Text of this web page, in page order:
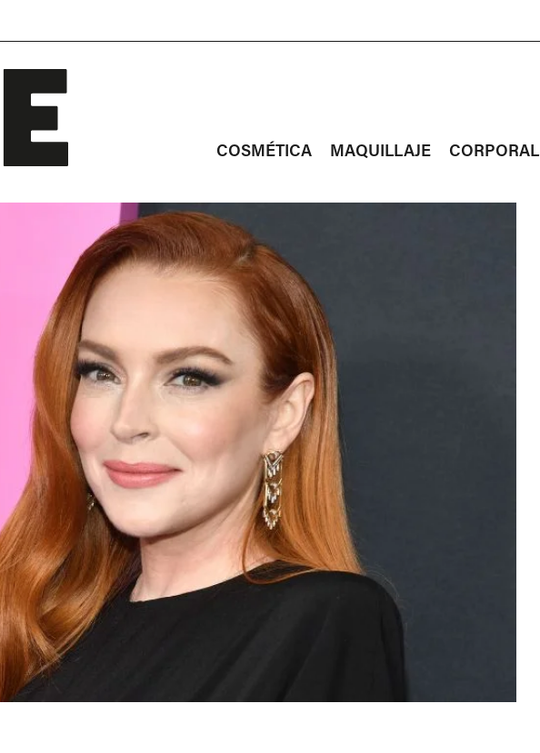
COSMÉTICA MAQUILLAJE CORPORAL